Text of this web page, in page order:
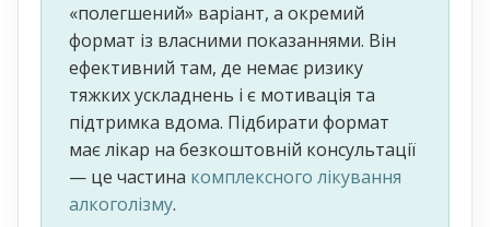
«полегшений» варіант, а окремий
формат із власними показаннями. Він
ефективний там, де немає ризику
тяжких ускладнень і є мотивація та
підтримка вдома. Підбирати формат
має лікар на безкоштовній консультації
— це частина комплексного лікування
алкоголізму.